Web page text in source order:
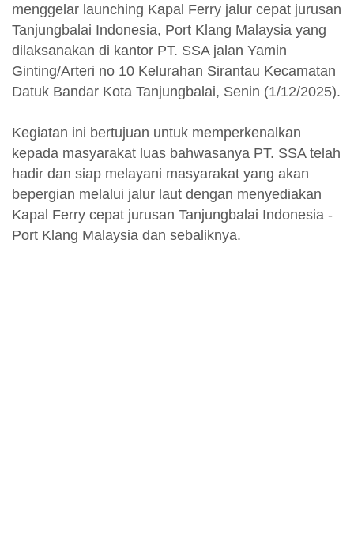
menggelar launching Kapal Ferry jalur cepat jurusan
Tanjungbalai Indonesia, Port Klang Malaysia yang
dilaksanakan di kantor PT. SSA jalan Yamin
Ginting/Arteri no 10 Kelurahan Sirantau Kecamatan
Datuk Bandar Kota Tanjungbalai, Senin (1/12/2025).
Kegiatan ini bertujuan untuk memperkenalkan
kepada masyarakat luas bahwasanya PT. SSA telah
hadir dan siap melayani masyarakat yang akan
bepergian melalui jalur laut dengan menyediakan
Kapal Ferry cepat jurusan Tanjungbalai Indonesia -
Port Klang Malaysia dan sebaliknya.